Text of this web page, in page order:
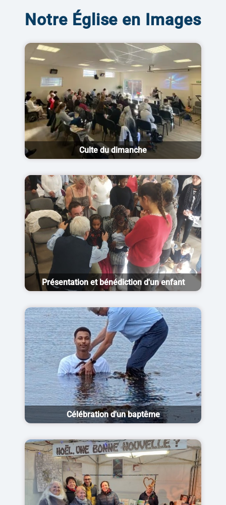
Notre Église en Images
Culte du dimanche
Présentation et bénédiction d'un enfant
Célébration d'un baptême